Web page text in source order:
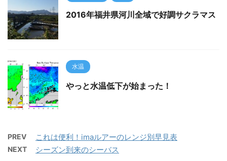
2016年福井県河川全域で好調サクラマス
水温
やっと水温低下が始まった！
PREV これは便利！imaルアーのレンジ別早見表
NEXT シーズン到来のシーバス